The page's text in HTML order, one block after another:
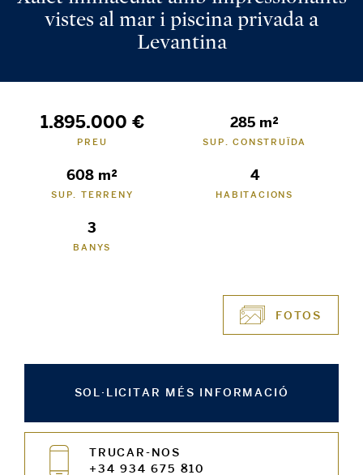
vistes al mar i piscina privada a
Levantina
1.895.000 €
PREU
285 m²
SUP. CONSTRUÏDA
608 m²
SUP. TERRENY
4
HABITACIONS
3
BANYS
FOTOS
SOL·LICITAR MÉS INFORMACIÓ
TRUCAR-NOS
+34 934 675 810